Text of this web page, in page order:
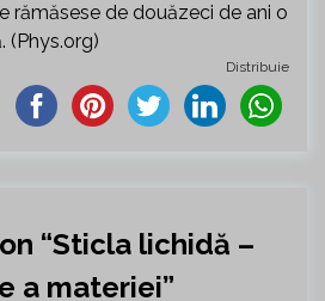
rămăsese de douăzeci de ani o
(Phys.org)
Distribuie
“Sticla lichidă –
a materiei”